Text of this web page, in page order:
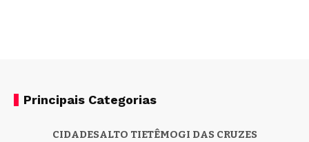
Principais Categorias
CIDADESALTO TIETÊMOGI DAS CRUZES